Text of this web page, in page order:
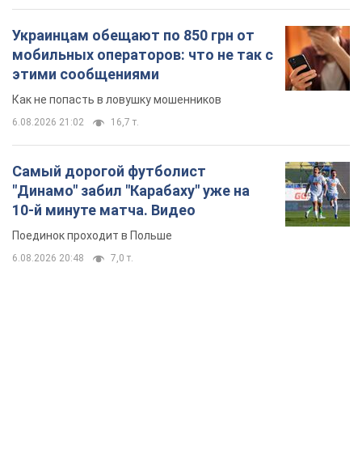
Самый дорогой футболист
"Динамо" забил "Карабаху" уже на
10-й минуте матча. Видео
Поединок проходит в Польше
6.08.2026 20:48 7,0 т.